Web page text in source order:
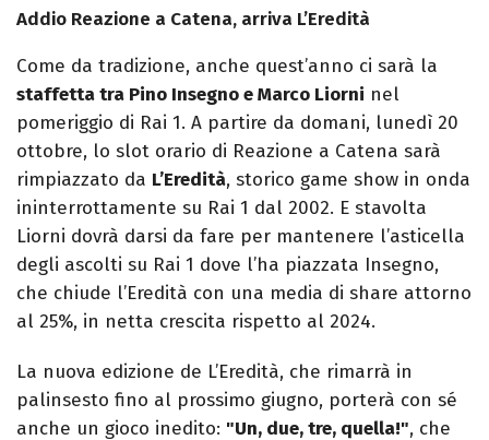
Addio Reazione a Catena, arriva L’Eredità
Come da tradizione, anche quest’anno ci sarà la
staffetta tra Pino Insegno e Marco Liorni nel
pomeriggio di Rai 1. A partire da domani, lunedì 20
ottobre, lo slot orario di Reazione a Catena sarà
rimpiazzato da L’Eredità, storico game show in onda
ininterrottamente su Rai 1 dal 2002. E stavolta
Liorni dovrà darsi da fare per mantenere l’asticella
degli ascolti su Rai 1 dove l’ha piazzata Insegno,
che chiude l’Eredità con una media di share attorno
al 25%, in netta crescita rispetto al 2024.
La nuova edizione de L’Eredità, che rimarrà in
palinsesto fino al prossimo giugno, porterà con sé
anche un gioco inedito: "Un, due, tre, quella!", che